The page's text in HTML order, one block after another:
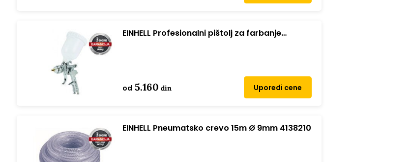
EINHELL Profesionalni pištolj za farbanje
od 5.160 din Uporedi cene
EINHELL Pneumatsko crevo 15m Ø 9mm 4138210